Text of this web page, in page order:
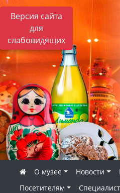
Версия сайта
для
слабовидящих
О музее Новости
Посетителям